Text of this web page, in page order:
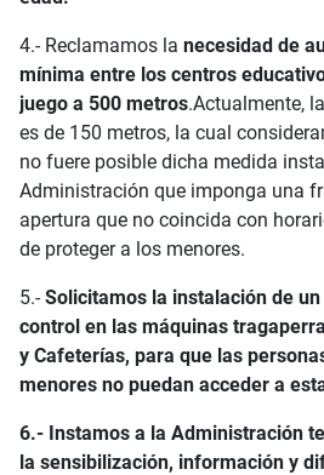
4.- Reclamamos la necesidad de
mínima entre los centros
juego a 500 metros.Actualmente,
es de 150 metros, la cual
no fuere posible dicha medida
Administración que imponga una
apertura que no coincida con
de proteger a los menores.
5.-Solicitamos la instalación de
control en las máquinas
y Cafeterías, para que las
menores no puedan acceder a
6.- Instamos a la Administración
la sensibilización, información y